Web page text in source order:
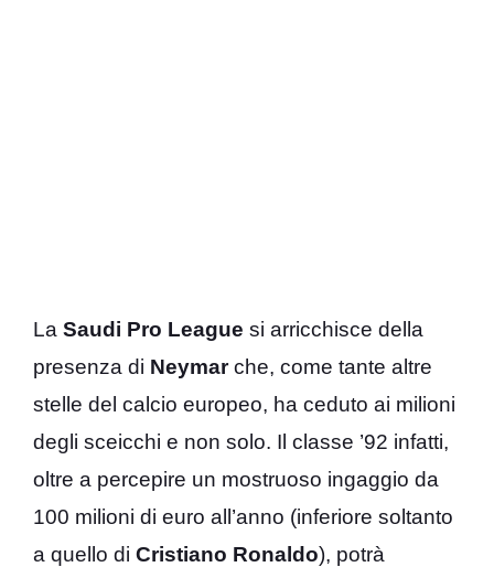
La Saudi Pro League si arricchisce della
presenza di Neymarche, come tante altre
stelle del calcio europeo, ha ceduto ai milioni
degli sceicchi e non solo. Il classe ’92 infatti,
oltre a percepire un mostruoso ingaggio da
100 milioni di euro all’anno (inferiore soltanto
a quello di Cristiano Ronaldo), potrà